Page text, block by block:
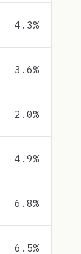
4.3%
3.6%
2.0%
4.9%
6.8%
6.5%